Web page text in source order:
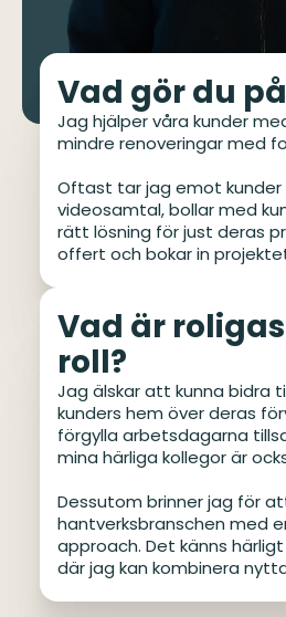
Vad gör du
Jag hjälper våra kunder
mindre renoveringar med
Oftast tar jag emot
videosamtal, bollar med
rätt lösning för just deras
offert och bokar in
Vad är
roll?
Jag älskar att kunna bidra
kunders hem över deras
förgylla arbetsdagarna
mina härliga kollegor är
Dessutom brinner jag för
hantverksbranschen med
approach. Det känns
där jag kan kombinera